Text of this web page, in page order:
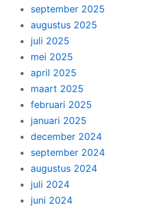
september 2025
augustus 2025
juli 2025
mei 2025
april 2025
maart 2025
februari 2025
januari 2025
december 2024
september 2024
augustus 2024
juli 2024
juni 2024